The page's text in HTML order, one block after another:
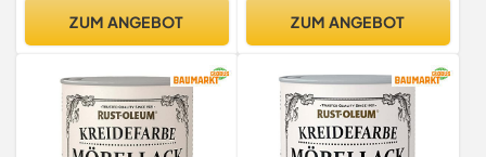
ZUM ANGEBOT
formaldehydfrei -
dekorationsfarbe mit
kreideeffekt
ZUM ANGEBOT